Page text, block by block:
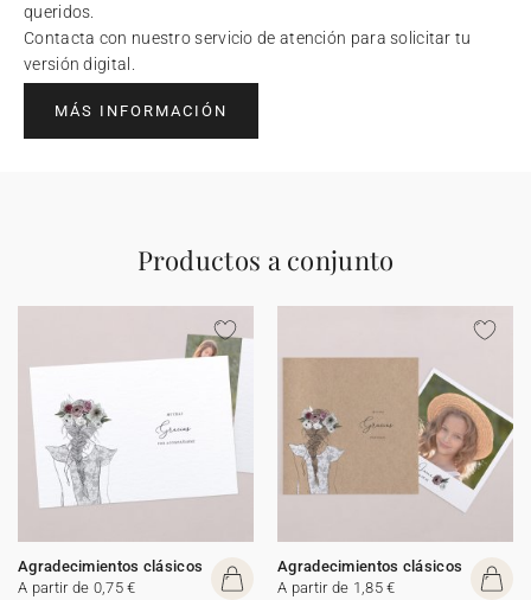
queridos.
Contacta con nuestro servicio de atención para solicitar tu
versión digital.
MÁS INFORMACIÓN
Productos a conjunto
Agradecimientos clásicos
A partir de 0,75 €
Agradecimientos clásicos
A partir de 1,85 €